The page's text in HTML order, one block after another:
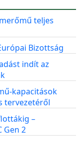
teljes
Bizottság
indít az
kapacitások
tervezetéről
–
Gen 2